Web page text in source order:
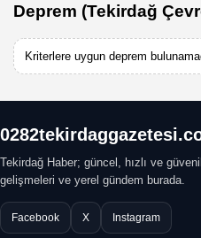
Deprem (Tekirdağ
Kriterlere uygun deprem
Tekirdağ Haber; güncel, hızlı ve
gelişmeleri ve yerel gündem burada.
Facebook X Instagram